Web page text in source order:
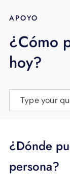
BLOG
APOYO
APOYO
¿Cómo
hoy?
Type your
¿Dónde
persona?